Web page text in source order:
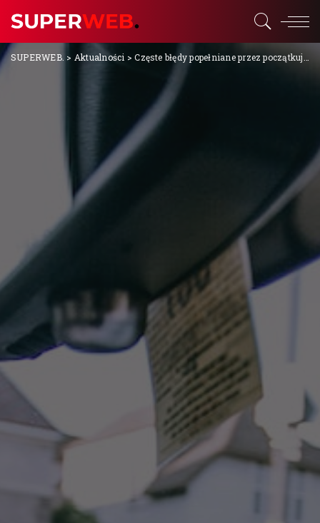
SUPERWEB. > Aktualności >Częste błędy popełniane przez początkujących kierowców